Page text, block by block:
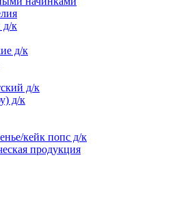
д/к
д/к
д/к
д/к
кейк попс д/к
продукция